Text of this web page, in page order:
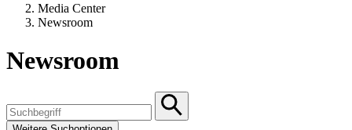
Media Center
Newsroom
Newsroom